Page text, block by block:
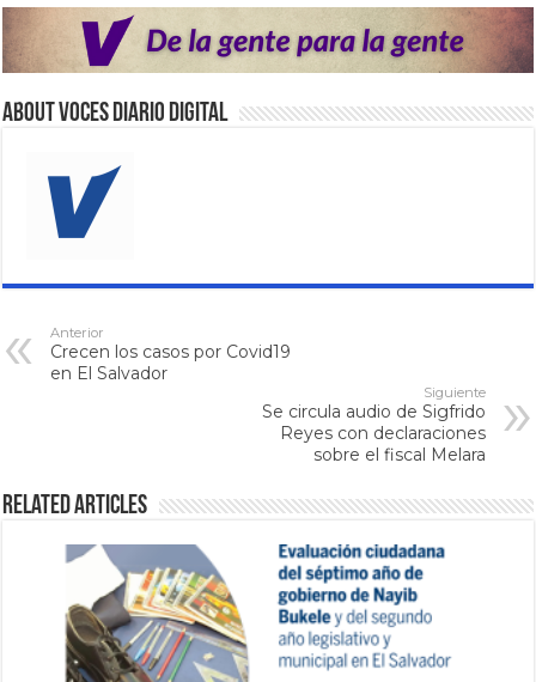
About VOCES Diario digital
Anterior
Crecen los casos por Covid19
en El Salvador
Siguiente
Se circula audio de Sigfrido
Reyes con declaraciones
sobre el fiscal Melara
Related Articles